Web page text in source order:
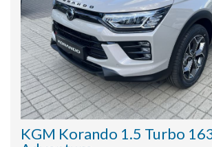
KGM Korando 1.5 Turbo